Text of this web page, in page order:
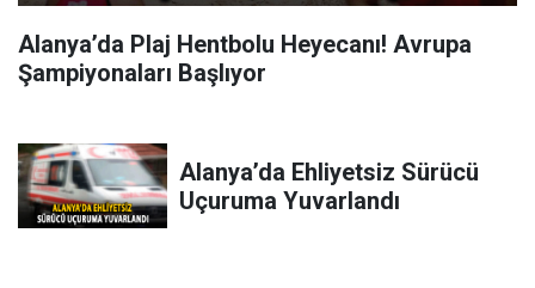
Alanya’da Plaj Hentbolu Heyecanı! Avrupa
Şampiyonaları Başlıyor
Alanya’da Ehliyetsiz Sürücü
Uçuruma Yuvarlandı